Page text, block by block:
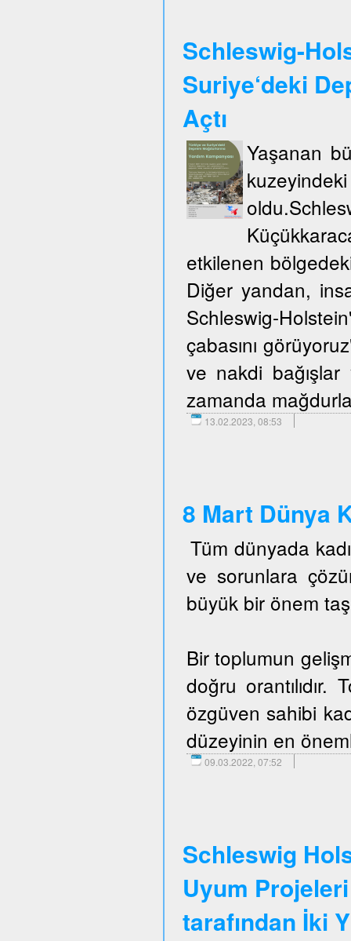
Schleswig-
Suriye‘deki
Açtı
Yaşanan
etkilenen
Diğer yandan,
Schleswig-
çabasını
ve nakdi bağışlar
zamanda
13.02.2023, 08:53
8 Mart Dünya
Tüm dünyada
ve sorunlara
büyük bir önem
Bir toplumun
doğru
özgüven sahibi
düzeyinin en
09.03.2022, 07:52
Schleswig
Uyum
tarafından İki